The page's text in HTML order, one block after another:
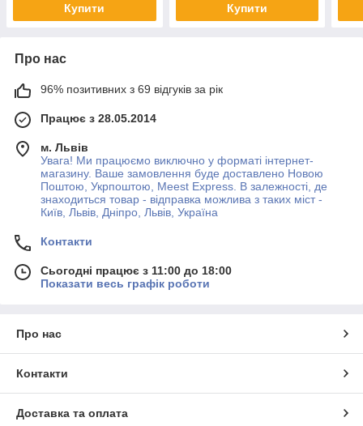
Купити Купити
Про нас
96% позитивних з 69 відгуків за рік
Працює з 28.05.2014
м. Львів
Увага! Ми працюємо виключно у форматі інтернет-
магазину. Ваше замовлення буде доставлено Новою
Поштою, Укрпоштою, Meest Express. В залежності, де
знаходиться товар - відправка можлива з таких міст -
Київ, Львів, Дніпро, Львів, Україна
Контакти
Сьогодні працює з 11:00 до 18:00
Показати весь графік роботи
Про нас
Контакти
Доставка та оплата